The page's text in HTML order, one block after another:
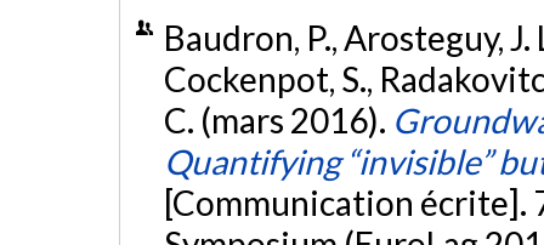
Baudron, P., Arosteguy, J.
Cockenpot, S.,
C. (mars 2016).
Quantifying “invisible”
[Communication écrite].